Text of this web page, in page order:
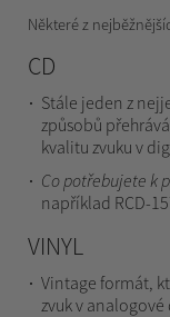
Některé z
CD
Stále jeden z
způsobů
kvalitu zvuku v
Co potřebujete k
například RCD-
VINYL
Vintage formát,
zvuk v